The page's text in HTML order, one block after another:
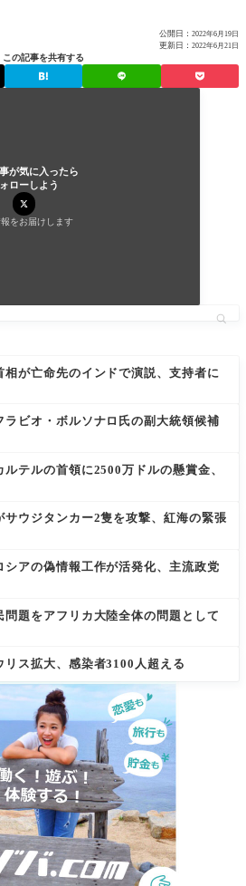
公開日： 2022年6月19日
更新日： 2022年6月21日
この記事を共有する
が気に入ったら
ローしよう
をお届けします
相が亡命先のインドで演説、支持者に
ラビオ・ボルソナロ氏の副大統領候補
テルの首領に2500万ドルの懸賞金、
サウジタンカー2隻を攻撃、紅海の緊張
シアの偽情報工作が活発化、主流政党
問題をアフリカ大陸全体の問題として
リス拡大、感染者3100人超える